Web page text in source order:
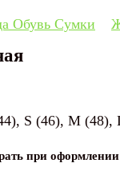
Обувь Сумки
S (46), M
при оформлении